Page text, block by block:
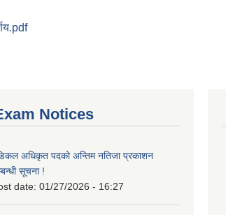
Notices
अधिकृत पदको अन्तिम नतिजा प्रकाशन
सूचना !
date: 01/27/2026 - 16:27